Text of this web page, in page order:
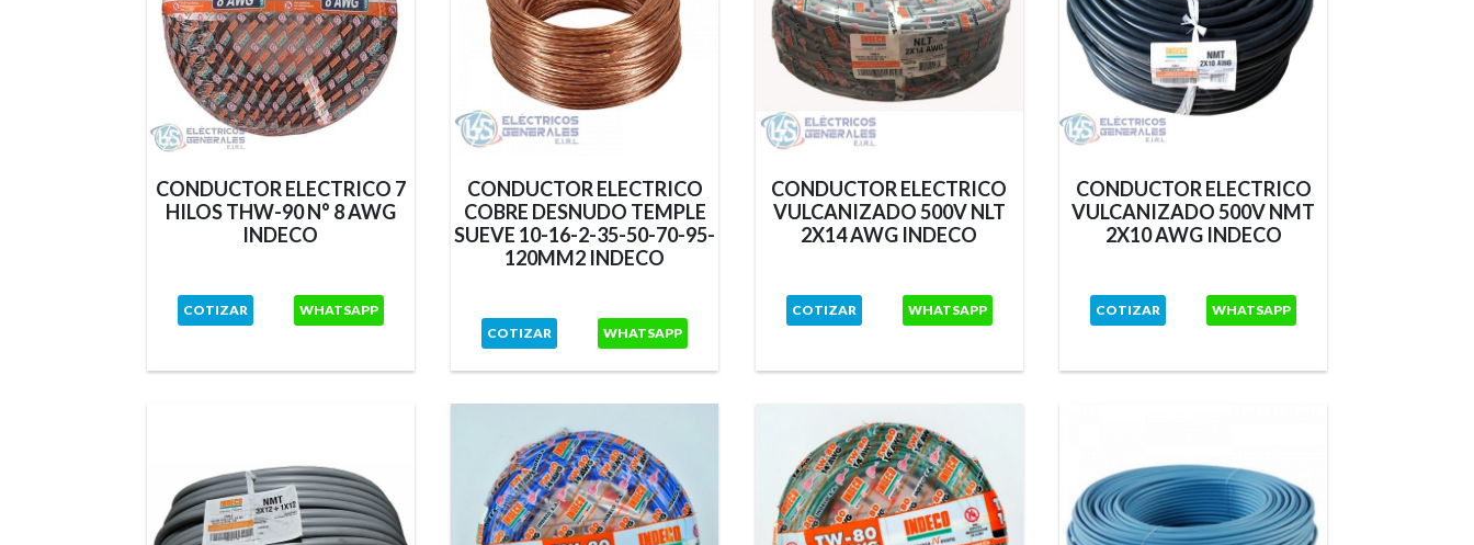
CONDUCTOR ELECTRICO 7
HILOS THW-90 N° 8 AWG
INDECO
COTIZAR WHATSAPP
CONDUCTOR ELECTRICO
COBRE DESNUDO TEMPLE
SUEVE 10-16-2-35-50-70-95-
120MM2 INDECO
COTIZAR WHATSAPP
CONDUCTOR ELECTRICO
VULCANIZADO 500V NLT
2X14 AWG INDECO
COTIZAR WHATSAPP
CONDUCTOR ELECTRICO
VULCANIZADO 500V NMT
2X10 AWG INDECO
COTIZAR WHATSAPP